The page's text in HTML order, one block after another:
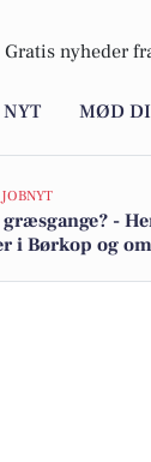
Gratis nyheder
MØD
JOBNYT
-
i Børkop og